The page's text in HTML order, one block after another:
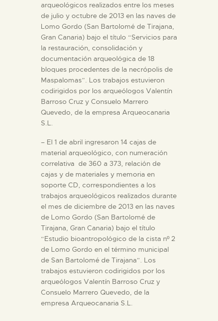
arqueológicos realizados entre los meses
de julio y octubre de 2013 en las naves de
Lomo Gordo (San Bartolomé de Tirajana,
Gran Canaria) bajo el título “Servicios para
la restauración, consolidación y
documentación arqueológica de 18
bloques procedentes de la necrópolis de
Maspalomas”. Los trabajos estuvieron
codirigidos por los arqueólogos Valentín
Barroso Cruz y Consuelo Marrero
Quevedo, de la empresa Arqueocanaria
S.L.
– El 1 de abril ingresaron 14 cajas de
material arqueológico, con numeración
correlativa de 360 a 373, relación de
cajas y de materiales y memoria en
soporte CD, correspondientes a los
trabajos arqueológicos realizados durante
el mes de diciembre de 2013 en las naves
de Lomo Gordo (San Bartolomé de
Tirajana, Gran Canaria) bajo el título
“Estudio bioantropológico de la cista nº 2
de Lomo Gordo en el término municipal
de San Bartolomé de Tirajana”. Los
trabajos estuvieron codirigidos por los
arqueólogos Valentín Barroso Cruz y
Consuelo Marrero Quevedo, de la
empresa Arqueocanaria S.L.